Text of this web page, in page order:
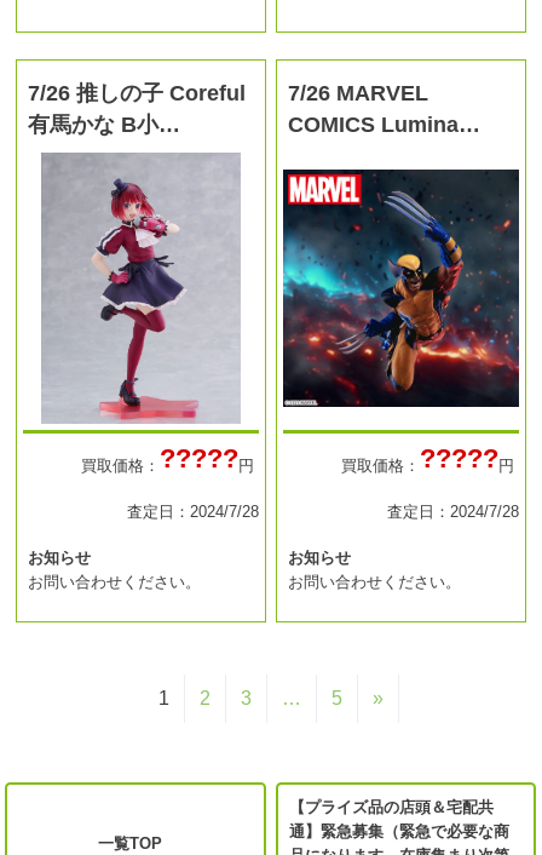
7/26 推しの子 Coreful
有馬かな B小…
買取価格： ?????円
査定日：2024/7/28
お知らせ
お問い合わせください。
7/26 MARVEL
COMICS Lumina…
買取価格： ?????円
査定日：2024/7/28
お知らせ
お問い合わせください。
1 2 3 … 5 »
一覧TOP
【プライズ品の店頭＆宅配共
通】緊急募集（緊急で必要な商